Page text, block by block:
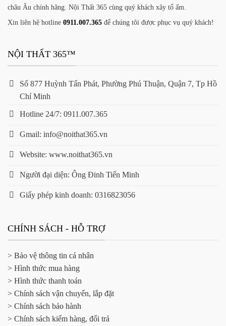
châu Âu chính hãng. Nội Thất 365 cùng quý khách xây tổ ấm.
Xin liên hệ hotline 0911.007.365 để chúng tôi được phục vụ quý khách!
NỘI THẤT 365™
Số 877 Huỳnh Tấn Phát, Phường Phú Thuận, Quận 7, Tp Hồ
Chí Minh
Hotline 24/7: 0911.007.365
Gmail: info@noithat365.vn
Website: www.noithat365.vn
Người đại diện: Ông Đinh Tiến Minh
Giấy phép kinh doanh: 0316823056
CHÍNH SÁCH - HỖ TRỢ
> Bảo vệ thông tin cá nhân
> Hình thức mua hàng
> Hình thức thanh toán
> Chính sách vận chuyển, lắp đặt
> Chính sách bảo hành
> Chính sách kiểm hàng, đổi trả